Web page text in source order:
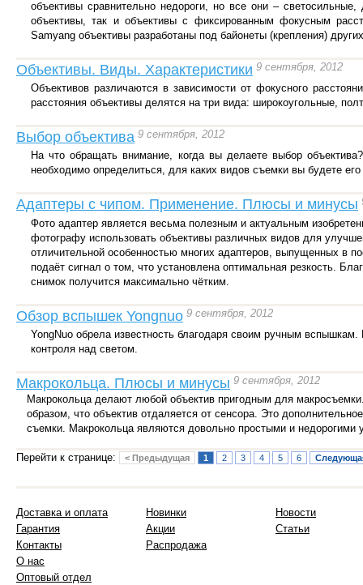
объективы сравнительно недороги, но все они –
объективы, так и объективы с фиксированным фокусным
Samyang объективы разработаны под байонеты (крепления)
Объективы. Виды. Характеристики 9 сентября, 2012
Объективов различаются в зависимости от фокусного
расстояния объективы делятся на три вида: широкоугольные,
Выбор объектива 9 сентября, 2012
На что обращать внимание, когда вы делаете выбор
необходимо определиться, для каких видов съемки вы будете его
Адаптеры с чипом. Применение. Плюсы и минусы
Фото адаптер является весьма полезным и актуальным
фотографу использовать объективы различных видов для
отличительной особенностью многих адаптеров, выпущенных в
подаёт сигнал о том, что установлена оптимальная резкость.
снимок получится максимально чётким.
Обзор вспышек Yongnuo 9 сентября, 2012
YongNuo обрела известность благодаря своим ручным
контроля над светом.
Макрокольца. Плюсы и минусы 9 сентября, 2012
Макрокольца делают любой объектив пригодным для
образом, что объектив отдаляется от сенсора. Это
съемки. Макрокольца являются довольно простыми и недорогими
Перейти к странице: < Предыдущая 1 2 3 4 5 6
Доставка и оплата
Гарантия
Контакты
О нас
Оптовый отдел
Новинки
Акции
Распродажа
Новости
Статьи